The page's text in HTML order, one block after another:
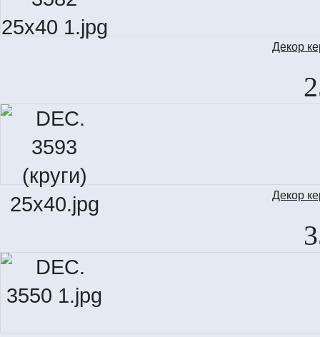
Декор
Декор